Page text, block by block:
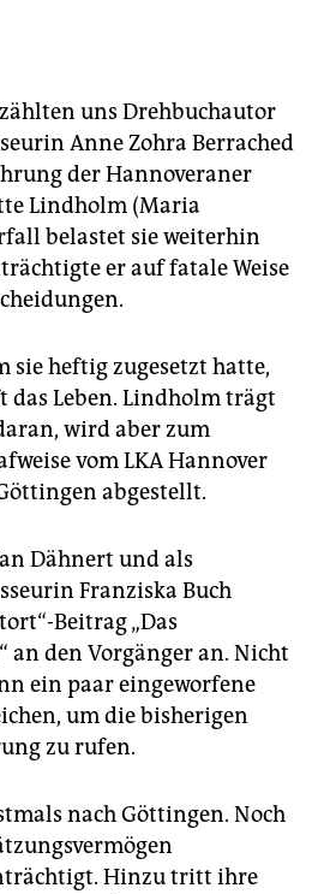
uns Drehbuchautor
Anne Zohra Berrached
der Hannoveraner
Lindholm (Maria
belastet sie weiterhin
er auf fatale Weise
sie heftig zugesetzt hatte,
das Leben. Lindholm trägt
wird aber zum
vom LKA Hannover
abgestellt.
Dähnert und als
Franziska Buch
Beitrag „Das
an den Vorgänger an. Nicht
ein paar eingeworfene
um die bisherigen
zu rufen.
nach Göttingen. Noch
Hinzu tritt ihre